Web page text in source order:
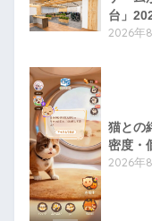
台」
2026年
猫との
密度・
2026年